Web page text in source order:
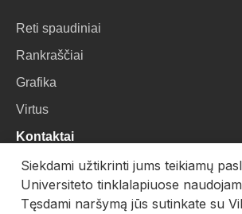
Reti spaudiniai
Rankraščiai
Grafika
Virtus
Kontaktai
VU Biblioteka
Universiteto g. 3, LT-01122, Vilnius
Siekdami užtikrinti jums teikiamų
Universiteto tinklalapiuose
Tęsdami naršymą jūs sutinkate su